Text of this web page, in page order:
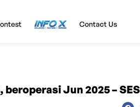
InfoX Contact Us
Jun 2025 –